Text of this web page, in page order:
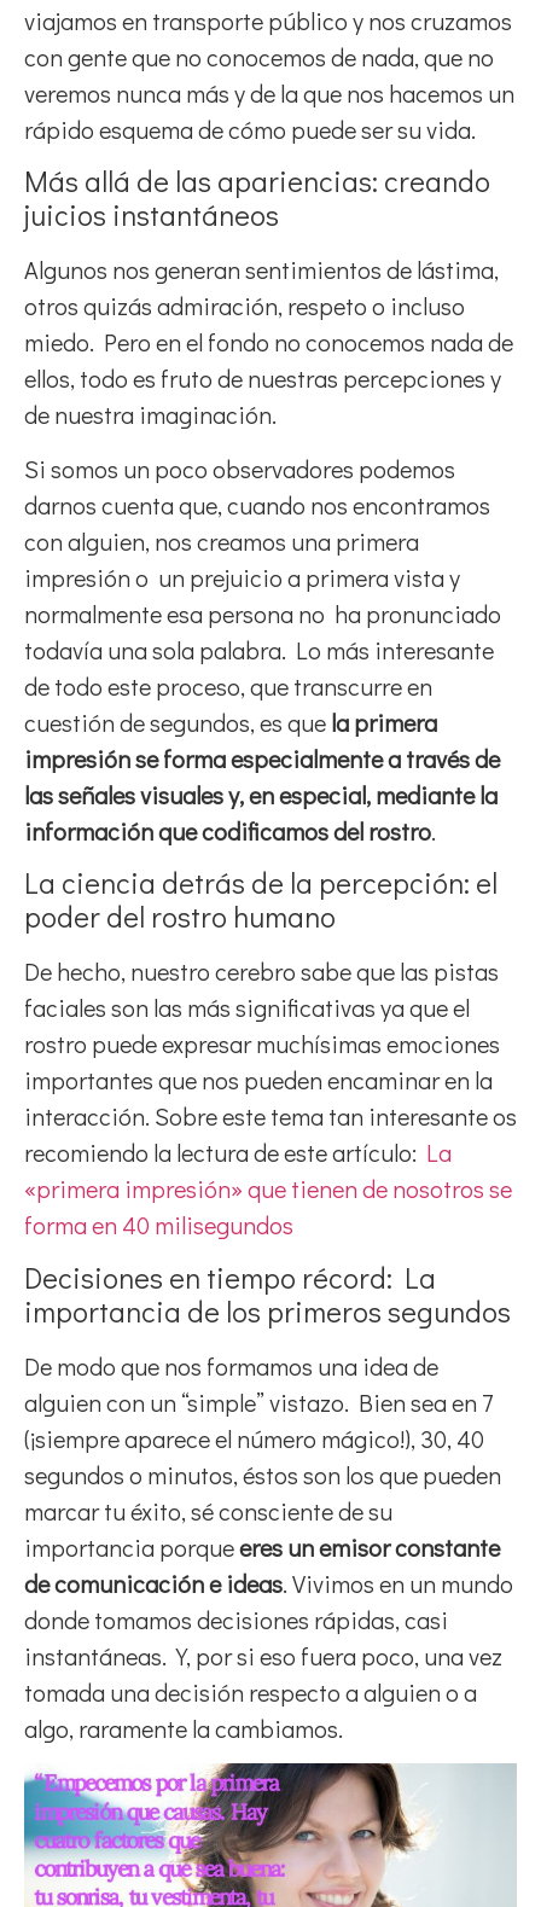
viajamos en transporte público y nos cruzamos
con gente que no conocemos de nada, que no
veremos nunca más y de la que nos hacemos un
rápido esquema de cómo puede ser su vida.
Más allá de las apariencias: creando
juicios instantáneos
Algunos nos generan sentimientos de lástima,
otros quizás admiración, respeto o incluso
miedo. Pero en el fondo no conocemos nada de
ellos, todo es fruto de nuestras percepciones y
de nuestra imaginación.
Si somos un poco observadores podemos
darnos cuenta que, cuando nos encontramos
con alguien, nos creamos una primera
impresión o un prejuicio a primera vista y
normalmente esa persona no ha pronunciado
todavía una sola palabra. Lo más interesante
de todo este proceso, que transcurre en
cuestión de segundos, es quela primera
impresión se forma especialmente a través de
las señales visuales y, en especial, mediante la
información que codificamos del rostro.
La ciencia detrás de la percepción: el
poder del rostro humano
De hecho, nuestro cerebro sabe que las pistas
faciales son las más significativas ya que el
rostro puede expresar muchísimas emociones
importantes que nos pueden encaminar en la
interacción. Sobre este tema tan interesante os
recomiendo la lectura de este artículo: La
«primera impresión» que tienen de nosotros se
forma en 40 milisegundos
Decisiones en tiempo récord: La
importancia de los primeros segundos
De modo que nos formamos una idea de
alguien con un “simple” vistazo. Bien sea en 7
(¡siempre aparece el número mágico!), 30, 40
segundos o minutos, éstos son los que pueden
marcar tu éxito, sé consciente de su
importancia porqueeres un emisor constante
de comunicación e ideas. Vivimos en un mundo
donde tomamos decisiones rápidas, casi
instantáneas. Y, por si eso fuera poco, una vez
tomada una decisión respecto a alguien o a
algo, raramente la cambiamos.